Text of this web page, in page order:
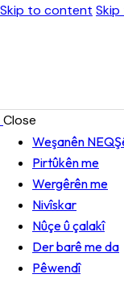
Skip to content
Close
Weşanên
Pirtûkên me
Wergêrên me
Nivîskar
Nûçe û çalakî
Der barê me da
Pêwendî